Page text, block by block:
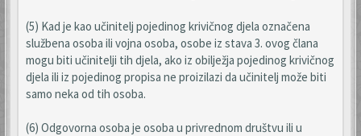
(5) Kad je kao učinitelj pojedinog krivičnog djela označena
službena osoba ili vojna osoba, osobe iz stava 3. ovog člana
mogu biti učinitelji tih djela, ako iz obilježja pojedinog krivičnog
djela ili iz pojedinog propisa ne proizilazi da učinitelj može biti
samo neka od tih osoba.
(6) Odgovorna osoba je osoba u privrednom društvu ili u